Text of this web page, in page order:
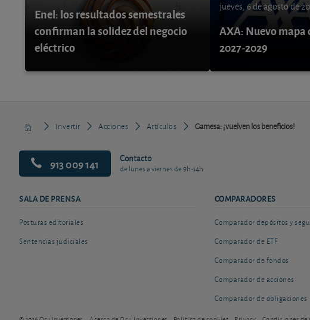
Enel: los resultados semestrales
confirman la solidez del negocio
eléctrico
jueves, 6 de agosto de
AXA: Nuevo mapa
2027-2029
Invertir Acciones Artículos Gamesa: ¡vuelven los beneficios!
913 009 141 Contacto
de lunes a viernes de 9h-14h
SALA DE PRENSA
Posturas editoriales
Sentencias judiciales
COMPARADORES
Comparador depósitos y
Comparador de ETF
Comparador de fondos
Comparador de acciones
Comparador de obligaciones